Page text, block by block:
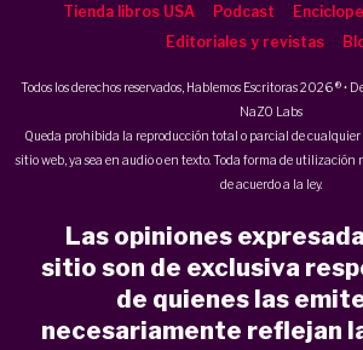
Tienda libros USA Podcast
Editoriales y revistas
Todos los derechos reservados, Hablemos Escritoras 2026 ® •
NaZO Labs
Queda prohibida la reproducción total o parcial de
sitio web, ya sea en audio o en texto. Toda forma de utilización
de acuerdo a la ley.
Las opiniones
sitio son de exclusiva
de quienes las
necesariamente reflejan